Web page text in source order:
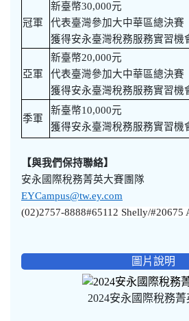
冠軍
新臺幣30,000元
代表臺灣參加大中華區總決賽
獲得安永臺灣稅務服務實習機
亞軍
新臺幣20,000元
代表臺灣參加大中華區總決賽
獲得安永臺灣稅務服務實習機
季軍
新臺幣10,000元
獲得安永臺灣稅務服務實習機
【與我們保持聯絡】
安永國際稅務菁英大賽團隊
EYCampus@tw.ey.com
(02)2757-8888#65112 Shelly/#20675
圖片說明
2024安永國際稅務